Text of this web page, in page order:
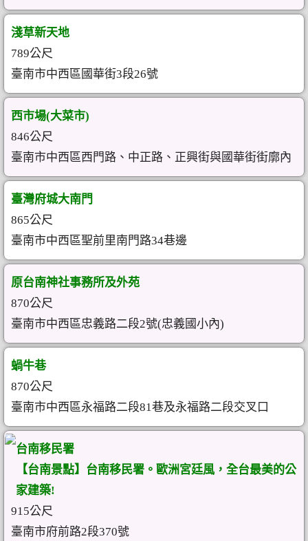
淺草新天地
789公尺
臺南市中西區國華街3段26號
西市場(大菜市)
846公尺
臺南市中西區西門路、中正路、正興街與國華街街廓內
臺灣府城大南門
865公尺
臺南市中西區聖前里南門路34巷邊
原台南神社事務所及外苑
870公尺
臺南市中西區忠義路二段2號(忠義國小內)
蝸牛巷
870公尺
臺南市中西區永福路二段81巷及永福路二段交叉口
台南移民署
【台南景點】台南移民署。歐洲宮廷風，全台最美的公
家建築!
915公尺
臺南市府前路2段370號